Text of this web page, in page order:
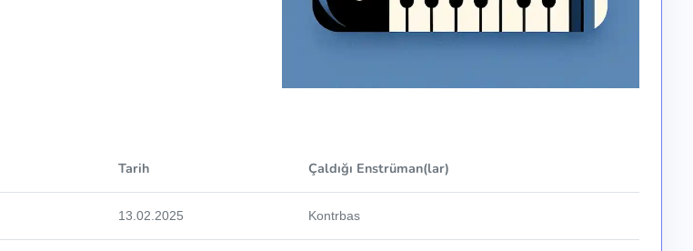
Tarih Çaldığı Enstrüman(lar)
13.02.2025 Kontrbas